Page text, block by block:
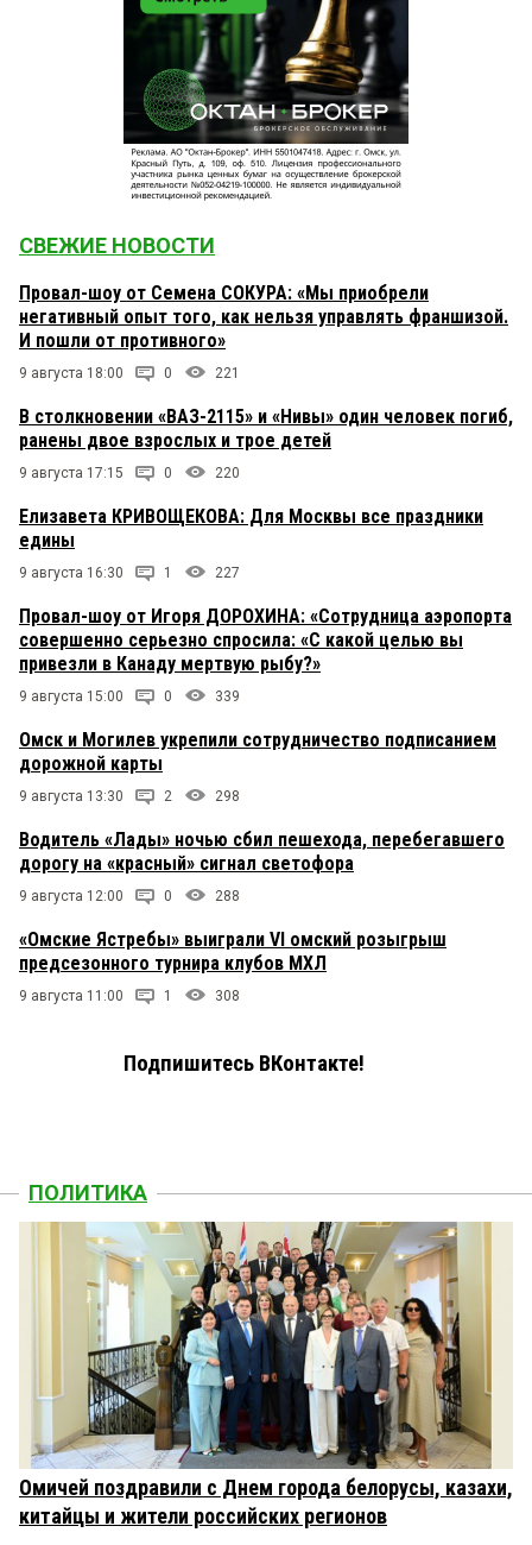
СВЕЖИЕ НОВОСТИ
Провал-шоу от Семена СОКУРА: «Мы приобрели
негативный опыт того, как нельзя управлять франшизой.
И пошли от противного»
9 августа 18:00 0 221
В столкновении «ВАЗ-2115» и «Нивы» один человек погиб,
ранены двое взрослых и трое детей
9 августа 17:15 0 220
Елизавета КРИВОЩЕКОВА: Для Москвы все праздники
едины
9 августа 16:30 1 227
Провал-шоу от Игоря ДОРОХИНА: «Сотрудница аэропорта
совершенно серьезно спросила: «С какой целью вы
привезли в Канаду мертвую рыбу?»
9 августа 15:00 0 339
Омск и Могилев укрепили сотрудничество подписанием
дорожной карты
9 августа 13:30 2 298
Водитель «Лады» ночью сбил пешехода, перебегавшего
дорогу на «красный» сигнал светофора
9 августа 12:00 0 288
«Омские Ястребы» выиграли VI омский розыгрыш
предсезонного турнира клубов МХЛ
9 августа 11:00 1 308
Подпишитесь ВКонтакте!
ПОЛИТИКА
Омичей поздравили с Днем города белорусы, казахи,
китайцы и жители российских регионов